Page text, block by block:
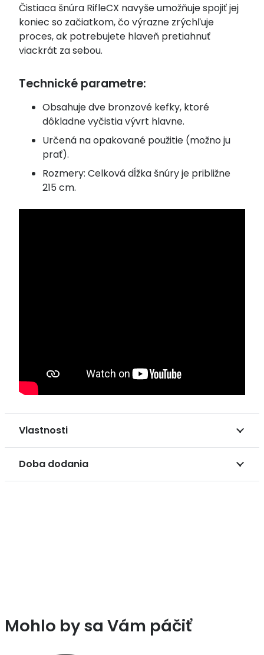
Čistiaca šnúra RifleCX navyše umožňuje spojiť jej
koniec so začiatkom, čo výrazne zrýchľuje
proces, ak potrebujete hlaveň pretiahnuť
viackrát za sebou.
Technické parametre:
Obsahuje dve bronzové kefky, ktoré
dôkladne vyčistia vývrt hlavne.
Určená na opakované použitie (možno ju
prať).
Rozmery: Celková dĺžka šnúry je približne
215 cm.
Vlastnosti
Doba dodania
Mohlo by sa Vám páčiť